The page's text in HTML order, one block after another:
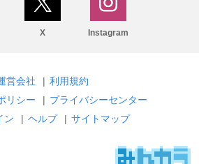
X Instagram
営会社 | 利用規約
リシー
| プライバシーセンター
ン
| ヘルプ | サイトマップ